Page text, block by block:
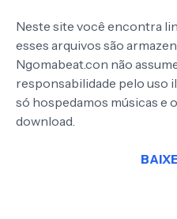
Neste site você encontra
esses arquivos são
Ngomabeat.con não
responsabilidade pelo uso
só hospedamos músicas e
download.